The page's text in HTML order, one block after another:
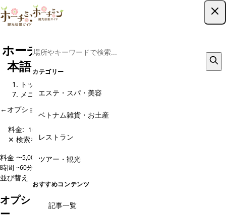
カテゴリー
エステ・スパ・美容
ベトナム雑貨・お土産
レストラン
ツアー・観光
おすすめコンテンツ
記事一覧
ホーチミン現地ツアー予約｜格安から日
本語ガイド・専用車までおすすめ23選
トップ
メニュー
←オプショナルツアー予約・現地旅行会社 のページに戻る
料金: 10,000〜20,000円
✕ 検索をクリア
料金 〜5,000円5,000〜10,000円
時間 ~60分
並び替え
オプショナルツアー予約・現地旅行会社のメニュ
ー